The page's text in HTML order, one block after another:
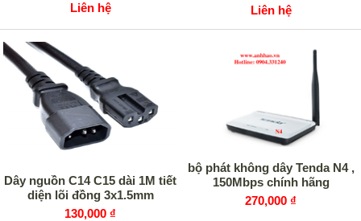
Liên hệ
Liên hệ
Dây nguồn C14 C15 dài 1M tiết
diện lõi đồng 3x1.5mm
130,000 ₫
bộ phát không dây Tenda N4 ,
150Mbps chính hãng
270,000 ₫